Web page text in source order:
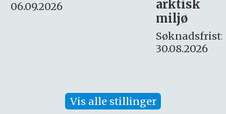
Søknadsfrist:
16. august.
Vis alle stillinger